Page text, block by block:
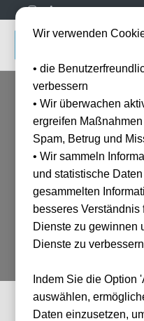
Häufig
Hier finden Sie Antworten
Buchung
Wir verwenden
• die
verbessern
• Wir überwachen
ergreifen
Spam, Betrug und
• Wir sammeln
und statistische
gesammelten
besseres
Dienste zu gewinnen
Dienste zu
Indem Sie die Option
auswählen,
Daten einzusetzen,